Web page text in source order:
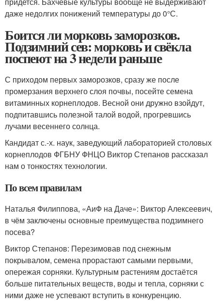
даже недолгих понижений температуры до 0°С.
Боится ли морковь заморозков.
Подзимний сев: морковь и свёкла
поспеют на 3 недели раньше
С приходом первых заморозков, сразу же после
промерзания верхнего слоя почвы, посейте семена
витаминных корнеплодов. Весной они дружно взойдут,
подпитавшись полезной талой водой, прогревшись
лучами весеннего солнца.
Кандидат с.-х. наук, заведующий лабораторией столовых
корне­плодов ФГБНУ ФНЦО Виктор Степанов рассказал
нам о тонкостях технологии.
По всем правилам
Наталья Филиппова, «АиФ на Даче»: Виктор Алексеевич,
в чём заключены основные преимущества подзимнего
посева?
Виктор Степанов: Перезимовав под снежным
покрывалом, семена прорастают самыми первыми,
опережая сорняки. Культурным растениям достаётся
больше питательных веществ, воды и тепла, сорняки с
ними даже не успевают вступить в конкуренцию.